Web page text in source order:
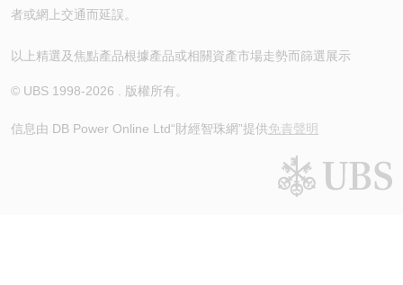
者或網上交通而延誤。
以上精選及焦點產品根據產品或相關資產市場走勢而篩選展示
© UBS 1998-2026 . 版權所有。
信息由 DB Power Online Ltd“財經智珠網”提供免責聲明